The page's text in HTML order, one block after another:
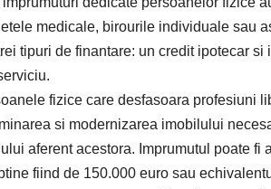
medicale, birourile individuale sau
tipuri de finantare: un credit ipotecar si
fizice care desfasoara profesiuni
si modernizarea imobilului
aferent acestora. Imprumutul poate fi
fiind de 150.000 euro sau